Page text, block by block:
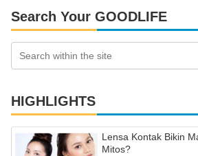
Search Your GOODLIFE
HIGHLIGHTS
Lensa Kontak Bikin
Mitos?